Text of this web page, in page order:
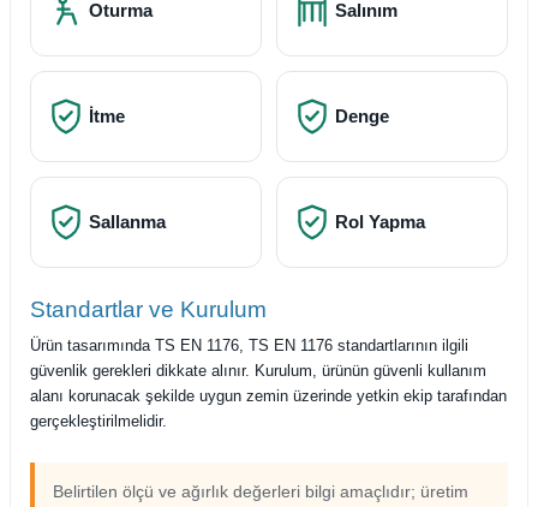
Oturma Salınım
İtme Denge
Sallanma Rol Yapma
Standartlar ve Kurulum
Ürün tasarımında TS EN 1176, TS EN 1176 standartlarının ilgili
güvenlik gerekleri dikkate alınır. Kurulum, ürünün güvenli kullanım
alanı korunacak şekilde uygun zemin üzerinde yetkin ekip tarafından
gerçekleştirilmelidir.
Belirtilen ölçü ve ağırlık değerleri bilgi amaçlıdır; üretim